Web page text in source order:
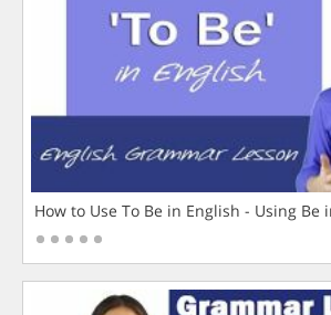
How to Use To Be in English - Using